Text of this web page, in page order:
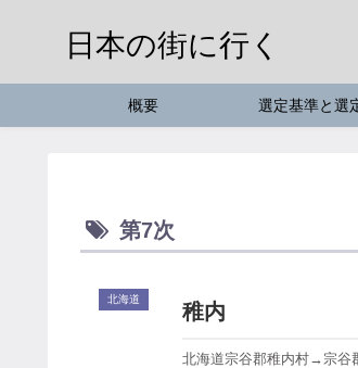
日本の街に行く
概要 選定基準と選
第7次
北海道
稚内
北海道宗谷郡稚内村→宗谷